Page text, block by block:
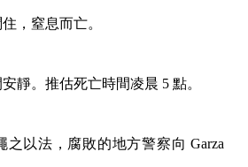
，窒息而亡。
靜。推估死亡時間凌晨 5 點。
之以法，腐敗的地方警察向 Garza